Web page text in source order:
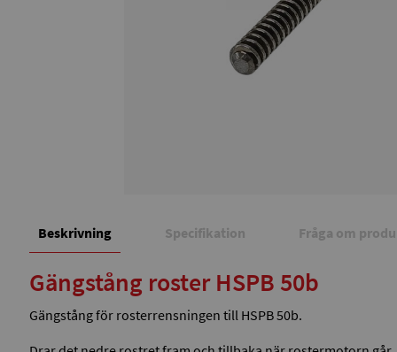
Beskrivning Specifikation Fråga om
Gängstång roster HSPB 50b
Gängstång för rosterrensningen till HSPB 50b.